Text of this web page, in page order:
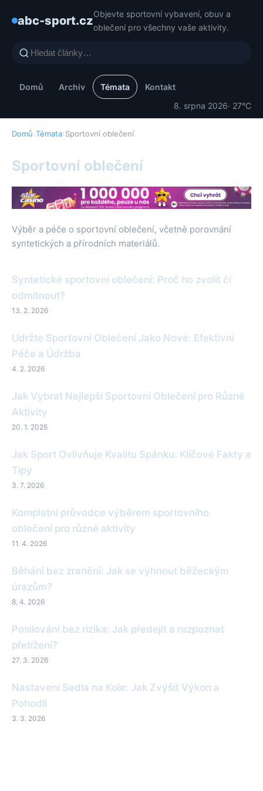
abc-sport.czObjevte sportovní vybavení, obuv a
oblečení pro všechny vaše aktivity.
Domů Archiv Témata
Kontakt
8. srpna 2026· 27°C
Domů›Témata›Sportovní oblečení
Sportovní oblečení
Výběr a péče o sportovní oblečení, včetně porovnání
syntetických a přírodních materiálů.
Syntetické sportovní oblečení: Proč ho zvolit či
odmítnout?
13. 2. 2026
Udržte Sportovní Oblečení Jako Nové: Efektivní
Péče a Údržba
4. 2. 2026
Jak Vybrat Nejlepší Sportovní Oblečení pro Různé
Aktivity
20. 1. 2026
Jak Sport Ovlivňuje Kvalitu Spánku: Klíčové Fakty a
Tipy
3. 7. 2026
Kompletní průvodce výběrem sportovního
oblečení pro různé aktivity
11. 4. 2026
Běhání bez zranění: Jak se vyhnout běžeckým
úrazům?
8. 4. 2026
Posilování bez rizika: Jak předejít a rozpoznat
přetížení?
27. 3. 2026
Nastavení Sedla na Kole: Jak Zvýšit Výkon a
Pohodlí
3. 3. 2026